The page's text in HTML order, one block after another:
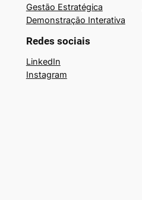
Gestão Estratégica
Demonstração Interativa
Redes sociais
LinkedIn
Instagram